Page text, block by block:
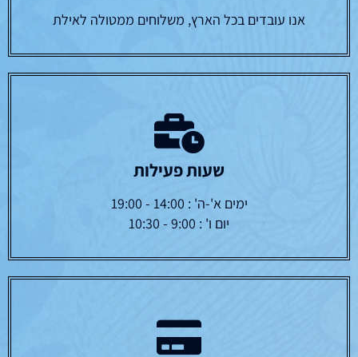
אנו עובדים בכל הארץ, משלוחים ממטולה לאילת
שעות פעילות
ימים א'-ה' : 14:00 - 19:00
יום ו' : 9:00 - 10:30